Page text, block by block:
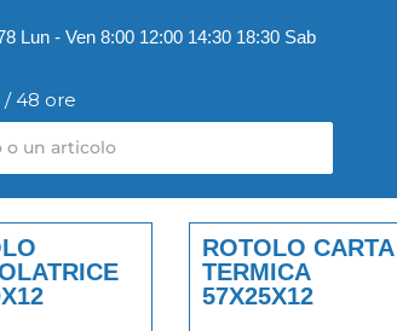
Lun - Ven 8:00 12:00 14:30 18:30 Sab
/ 48 ore
ROTOLO CARTA
TERMICA
57X25X12